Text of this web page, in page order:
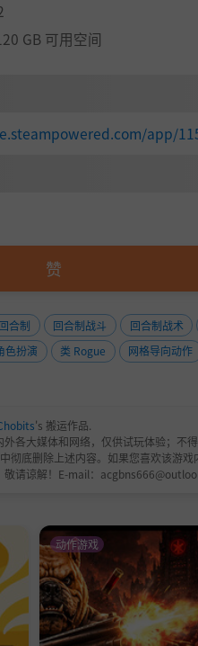
图表上的值，从而影响游戏玩
同的难度模式，从悠闲的
式。在这里，每一个小决
开：没有重载，只有遗憾！
开，以意想不到的方式分支。
GB 可用空间
app/
赞
回合制 回合制战斗 回合制战术
色扮演 类 Rogue 网格导向动作
's 搬运作品.
各大媒体和网络，仅供试玩体验；不
彻底删除上述内容。如果您喜欢该游
敬请谅解！E-mail：
动作游戏